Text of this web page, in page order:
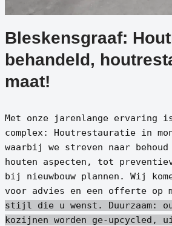
Bleskensgraaf:
behandeld,
maat!
Met onze jarenlange ervaring
complex: Houtrestauratie in
waarbij we streven naar
houten aspecten, tot
bij nieuwbouw plannen. Wij
voor advies en een offerte op
stijl die u wenst. Duurzaam:
kozijnen worden ge-upcycled,